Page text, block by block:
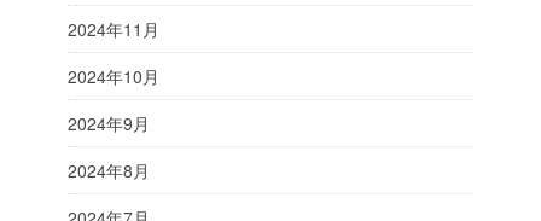
2024年11月
2024年10月
2024年9月
2024年8月